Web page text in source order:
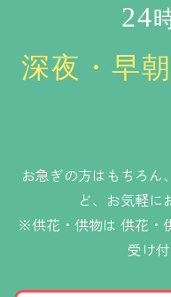
24
深夜・早朝
お急ぎの方はもちろん
ど、お気軽に
※供花・供物は 供花・
受け